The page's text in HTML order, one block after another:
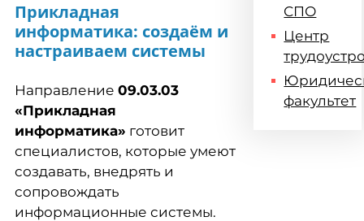
Прикладная
информатика: создаём и
настраиваем системы
Направление 09.03.03
«Прикладная
информатика» готовит
специалистов, которые умеют
создавать, внедрять и
сопровождать
информационные системы.
СПО
Центр
факультет